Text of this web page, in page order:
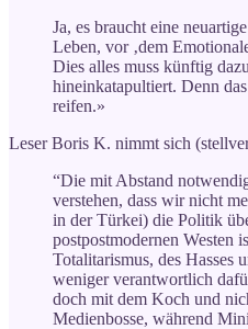
Ja, es braucht eine
Leben, vor ‚dem
Dies alles muss künftig
hineinkatapultiert. Denn
reifen.»
Leser Boris K. nimmt sich
“Die mit Abstand
verstehen, dass wir nicht
in der Türkei) die Politik
postpostmodernen Westen
Totalitarismus, des Hasses
weniger verantwortlich
doch mit dem Koch und
Medienbosse, während